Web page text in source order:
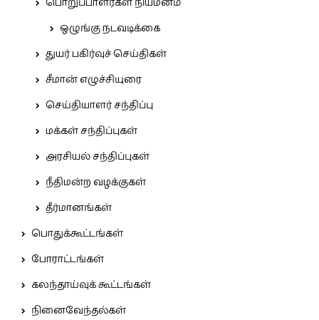
ஒழுங்கு நடவடிக்கை
துயர் பகிர்வுச் செய்திகள்
சீமான் எழுச்சியுரை
செய்தியாளர் சந்திப்பு
மக்கள் சந்திப்புகள்
அரசியல் சந்திப்புகள்
நீதிமன்ற வழக்குகள்
தீர்மானங்கள்
பொதுக்கூட்டங்கள்
போராட்டங்கள்
கலந்தாய்வுக் கூட்டங்கள்
நினைவேந்தல்கள்